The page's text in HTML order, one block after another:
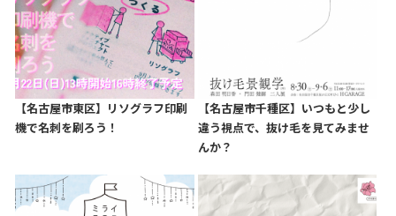
【名古屋市東区】リソグラフ印刷
機で名刺を刷ろう！
【名古屋市千種区】いつもと少し
違う視点で、抜け毛を見てみませ
んか？